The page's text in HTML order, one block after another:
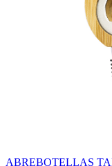
ABREBOTELLAS